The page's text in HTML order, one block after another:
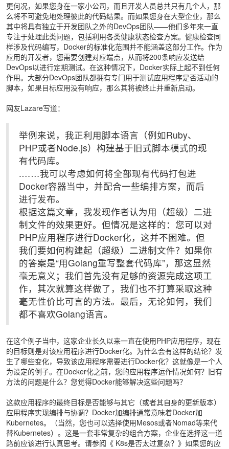
更何况，如果您身在一家小公司，而且开发人员总共只有几个人，那
么将不可避免地处理彼此的代码结果。而如果您身在大型企业，那么
其中将具有独立于开发团队之外的DevOps团队——他们多年来一直
专注于处理此类问题，包括利用各类健康状态检查方案。健康检查同
样涉及代码编写，Docker的标准化范围并不能涵盖这部分工作。作为
应用的开发者，您需要创建对应端点，从而将200条响应发送给
DevOps以进行定期测试。在这种情况下，Docker实际上起不到任何
作用。大部分DevOps团队都拥有专门用于测试应用程序是否活动的
脚本，如果目标应用没有响应，那么其将被终止并重新启动。
网友Lazare写道：
举例来说，我正利用脚本语言（例如Ruby、
PHP或者Node.js）构建基于旧式脚本模式的现
有代码库。
.……我可以考虑如何将全部现有代码打包进
Docker容器当中，并配合一些编排方案，而后
进行发布。
根据这篇文章，我发现作者认为用（超级）二进
制文件的效果更好。但情况是这样的：您可以对
PHP应用程序进行Docker化，这并不困难。但
我们要如何构建起（超级）二进制文件？如果你
的答案是“用Golang重写整套代码库”，那这显然
毫无意义；我们首先没有足够的资源完成这项工
作，其次就算这样做了，我们也不打算采取这种
毫无性价比可言的方法。最后，无论如何，我们
都不喜欢Golang语言。
在这个例子当中，这家企业长久以来一直在使用PHP应用程序，现在
的目标则是对该应用程序进行Docker化。为什么会有这样的结论？发
生了哪些变化，导致该应用程序需要进行Docker化？这就像是一个人
为设定的例子。在Docker化之前，您的应用程序运作情况如何？旧有
方法的问题是什么？您觉得Docker能够解决这些问题吗？
这款应用程序的最终目标是否能够与其它（或者其自身的更新版本）
应用程序实现编排与协调？Docker加编排通常意味着Docker加
Kubernetes。（当然，您也可以选择使用Mesos或者Nomad等来代
替Kubernetes）。这是一套非常复杂的组合方案，企业在选择这一道
路前应该进行认真思考。请参阅《 K8s是否太过复杂？ 》如果您的应